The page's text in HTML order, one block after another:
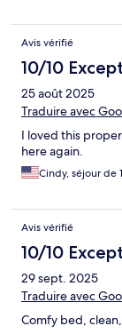
Avis vérifié
10/10
25 août 2025
Traduire avec
I loved this
here again.
Cindy, séjour de
Avis vérifié
10/10
29 sept. 2025
Traduire avec
Comfy bed,